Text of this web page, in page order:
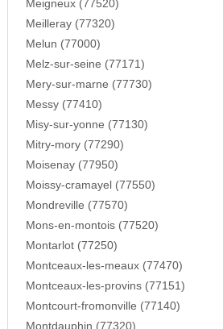
Meigneux (77520)
Meilleray (77320)
Melun (77000)
Melz-sur-seine (77171)
Mery-sur-marne (77730)
Messy (77410)
Misy-sur-yonne (77130)
Mitry-mory (77290)
Moisenay (77950)
Moissy-cramayel (77550)
Mondreville (77570)
Mons-en-montois (77520)
Montarlot (77250)
Montceaux-les-meaux (77470)
Montceaux-les-provins (77151)
Montcourt-fromonville (77140)
Montdauphin (77320)